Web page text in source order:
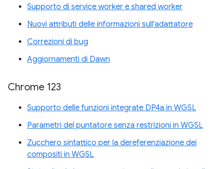
Supporto di service worker e shared worker
Nuovi attributi delle informazioni sull'adattatore
Correzioni di bug
Aggiornamenti di Dawn
Chrome 123
Supporto delle funzioni integrate DP4a in WGSL
Parametri del puntatore senza restrizioni in WGSL
Zucchero sintattico per la dereferenziazione dei
compositi in WGSL